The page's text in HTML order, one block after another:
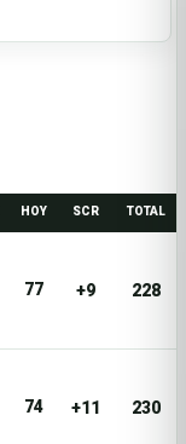
HOY SCR TOTAL
77 +9 228
74 +11 230